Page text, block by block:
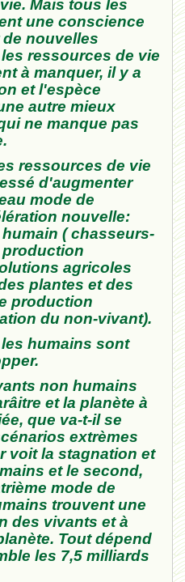
Mais tous les
une conscience
nouvelles
ressources de vie
à manquer, il y a
et l'espèce
autre mieux
ne manque pas
ressources de vie
d'augmenter
mode de
nouvelle:
( chasseurs-
agricoles
plantes et des
production
du non-vivant).
humains sont
non humains
et la planète à
que va-t-il se
extrèmes
voit la stagnation et
et le second,
mode de
trouvent une
des vivants et à
Tout dépend
les 7,5 milliards